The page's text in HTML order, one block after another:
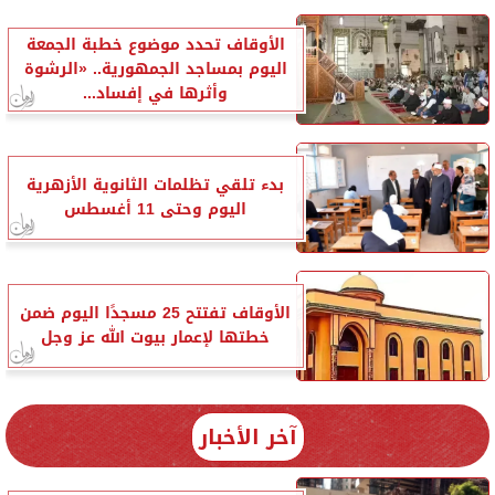
الأوقاف تحدد موضوع خطبة الجمعة
اليوم بمساجد الجمهورية.. «الرشوة
وأثرها في إفساد...
بدء تلقي تظلمات الثانوية الأزهرية
اليوم وحتى 11 أغسطس
الأوقاف تفتتح 25 مسجدًا اليوم ضمن
خطتها لإعمار بيوت الله عز وجل
آخر الأخبار